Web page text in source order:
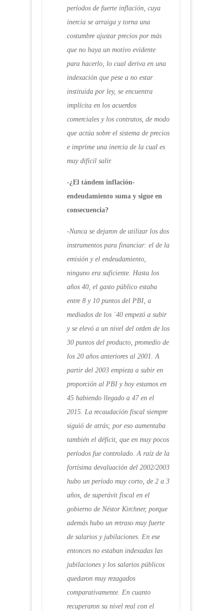
períodos de fuerte inflación, cuya
inercia se arraiga y torna una
costumbre ajustar precios por más
que no haya un motivo evidente
para hacerlo, lo cual deriva en una
indexación que pese a no estar
instituida por ley, se encuentra
implícita en los acuerdos
comerciales y los contratos, de modo
que actúa sobre el sistema de precios
e imprime una inercia de la cual es
muy difícil salir.
-¿El tándem inflación-
endeudamiento suma y sigue en
consecuencia?
-Nunca se dejaron de utilizar los dos
instrumentos para financiar: el de la
emisión y el endeudamiento,
ninguno era suficiente. Hasta los
años 40, el gasto público estaba
entre 8 y 10 puntos del PBI, a
mediados de los ´40 empezó a subir
y se elevó a un nivel del orden de los
30 puntos del producto, promedio de
los 20 años anteriores al 2001. A
partir del 2003 empieza a subir en
proporción al PBI y hoy estamos en
45 habiendo llegado a 47 en el
2015. La recaudación fiscal siempre
siguió de atrás; por eso aumentaba
también el déficit, que en muy pocos
períodos fue controlado. A raíz de la
fortísima devaluación del 2002/2003
hubo un período muy corto, de 2 a 3
años, de superávit fiscal en el
gobierno de Néstor Kirchner, porque
además hubo un retraso muy fuerte
de salarios y jubilaciones. En ese
entonces no estaban indexadas las
jubilaciones y los salarios públicos
quedaron muy rezagados
comparativamente. En cuanto
recuperaron su nivel real con el